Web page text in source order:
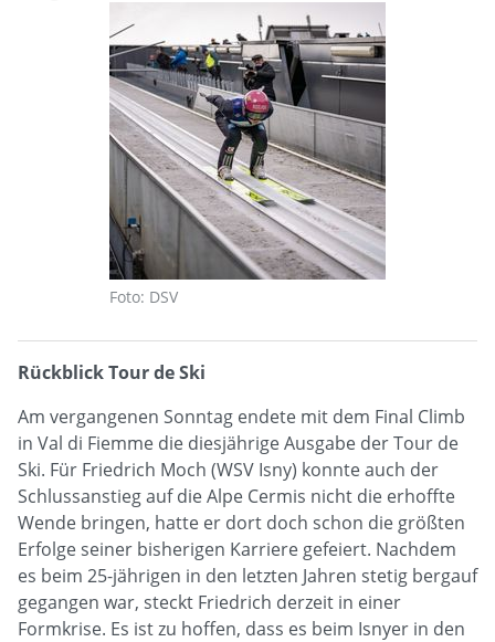
Foto: DSV
Rückblick Tour de Ski
Am vergangenen Sonntag endete mit dem Final Climb
in Val di Fiemme die diesjährige Ausgabe der Tour de
Ski. Für Friedrich Moch (WSV Isny) konnte auch der
Schlussanstieg auf die Alpe Cermis nicht die erhoffte
Wende bringen, hatte er dort doch schon die größten
Erfolge seiner bisherigen Karriere gefeiert. Nachdem
es beim 25-jährigen in den letzten Jahren stetig bergauf
gegangen war, steckt Friedrich derzeit in einer
Formkrise. Es ist zu hoffen, dass es beim Isnyer in den